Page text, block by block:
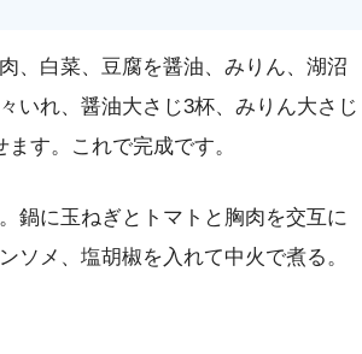
、白菜、豆腐を醤油、みりん、湖沼
いれ、醤油大さじ3杯、みりん大さじ
す。これで完成です。
鍋に玉ねぎとトマトと胸肉を交互に
ソメ、塩胡椒を入れて中火で煮る。